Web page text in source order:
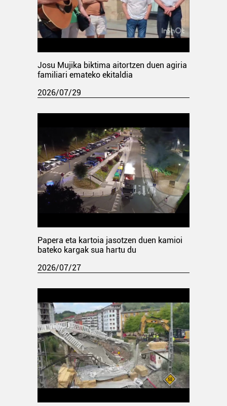
Josu Mujika biktima aitortzen duen agiria
familiari emateko ekitaldia
2026/07/29
Papera eta kartoia jasotzen duen kamioi
bateko kargak sua hartu du
2026/07/27